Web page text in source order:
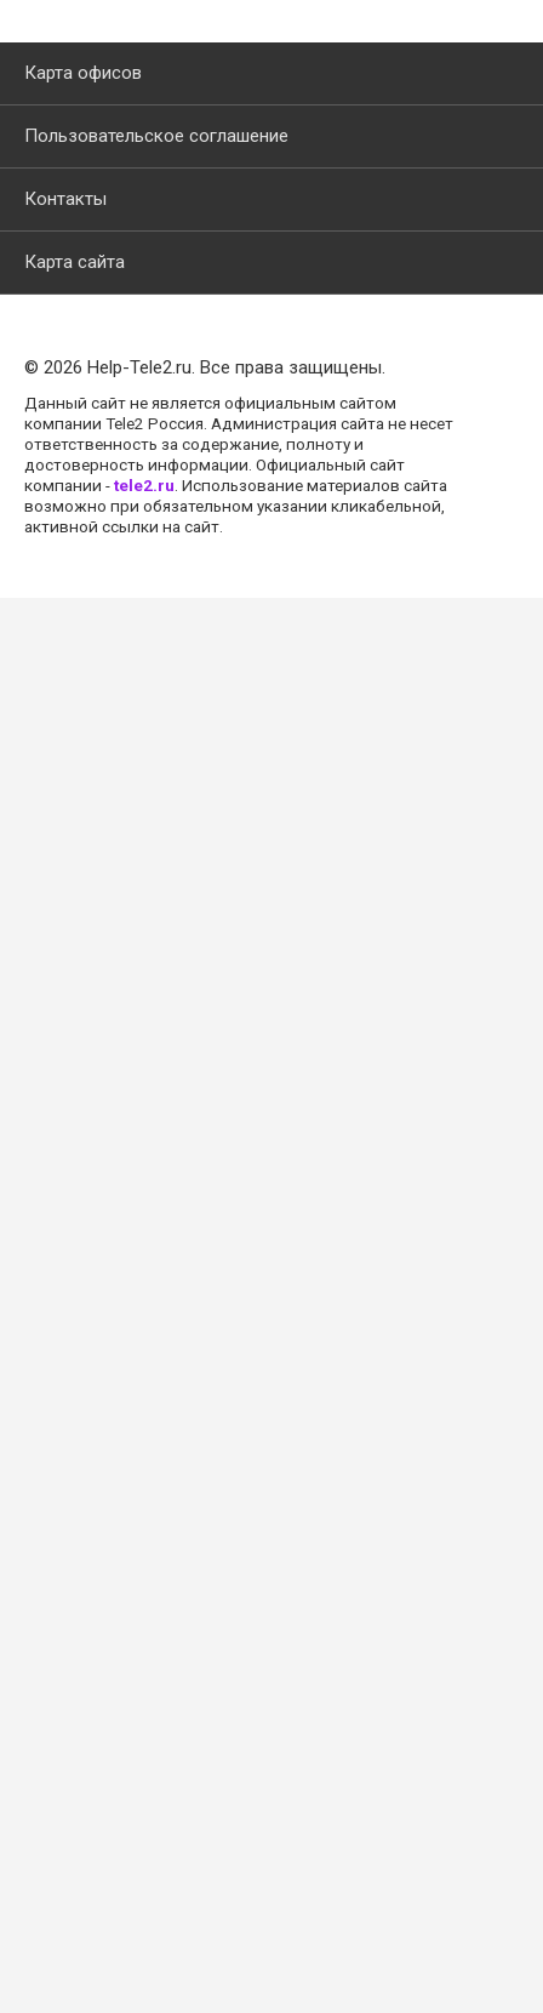
Карта офисов
Пользовательское соглашение
Контакты
Карта сайта
© 2026 Help-Tele2.ru. Все права защищены.
Данный сайт не является официальным сайтом
компании Tele2 Россия. Администрация сайта не несет
ответственность за содержание, полноту и
достоверность информации. Официальный сайт
компании -tele2.ru . Использование материалов сайта
возможно при обязательном указании кликабельной,
активной ссылки на сайт.